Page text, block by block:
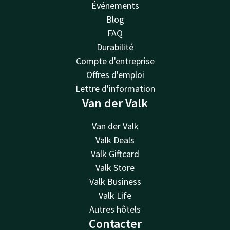
Événements
Blog
FAQ
Durabilité
Compte d'entreprise
Offres d'emploi
Lettre d'information
Van der Valk
Van der Valk
Valk Deals
Valk Giftcard
Valk Store
Valk Business
Valk Life
Autres hôtels
Contacter